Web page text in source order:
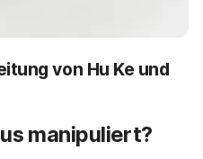
von Hu Ke und
manipuliert?